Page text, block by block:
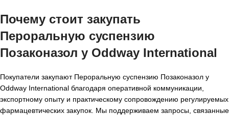
Почему стоит закупать
Пероральную суспензию
Позаконазол у Oddway International
Покупатели закупают Пероральную суспензию Позаконазол у
Oddway International благодаря оперативной коммуникации,
экспортному опыту и практическому сопровождению регулируемых
фармацевтических закупок. Мы поддерживаем запросы, связанные